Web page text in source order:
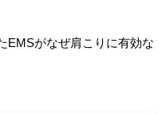
EMSがなぜ肩こりに有効な